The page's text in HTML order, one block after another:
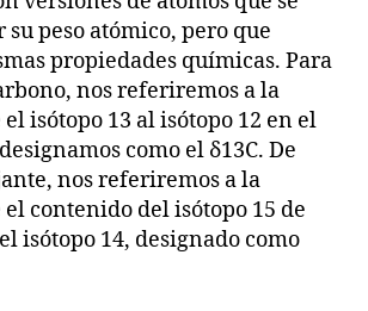
peso atómico, pero que
propiedades químicas. Para
nos referiremos a la
isótopo 13 al isótopo 12 en el
como el δ13C. De
nos referiremos a la
contenido del isótopo 15 de
isótopo 14, designado como